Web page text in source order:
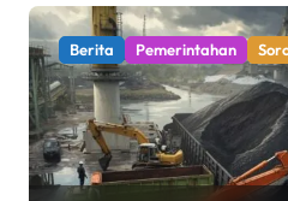
Berita Pemerintahan